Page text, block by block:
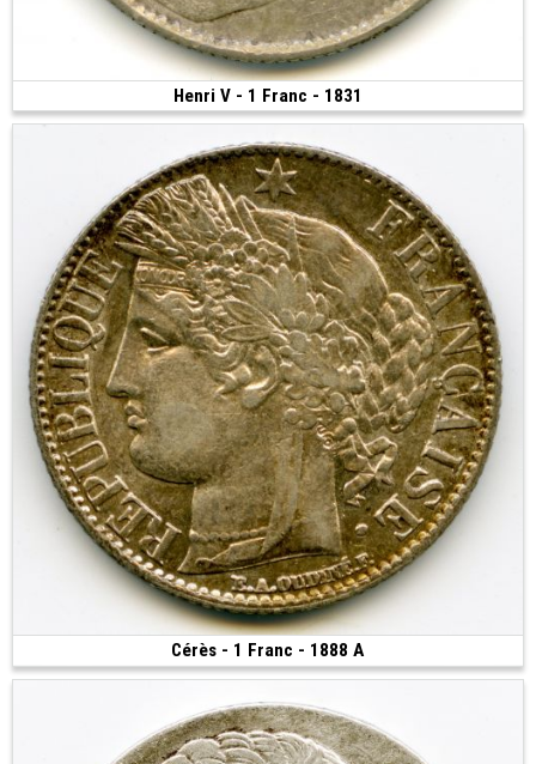
Henri V - 1 Franc - 1831
(1831 • 4.88 g • 23 mm)
Cérès - 1 Franc - 1888 A
(1888 • Paris • 4.98 g • 23 mm)